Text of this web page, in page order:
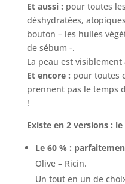
Et aussi : pour toutes
déshydratées,
bouton – les huiles
de sébum -.
La peau est
Et encore : pour toutes
prennent pas le temps
!
Existe en 2 versions :
Le 60 % :
Olive – Ricin.
Un tout en un de